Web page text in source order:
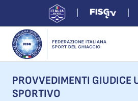
PROVVEDIMENTI GIUDICE
SPORTIVO